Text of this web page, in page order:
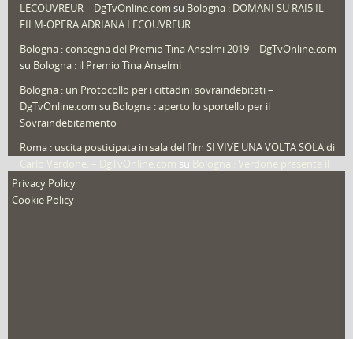
That's Bologna Magazine(25)
Video (archivio) (263)
LECOUVREUR – DgTvOnline.com su Bologna : DOMANI SU RAI5 IL
FILM-OPERA ADRIANA LECOUVREUR
Bologna : consegna del Premio Tina Anselmi 2019 – DgTvOnline.com
su Bologna : il Premio Tina Anselmi
Bologna : un Protocollo per i cittadini sovraindebitati –
DgTvOnline.com su Bologna : aperto lo sportello per il
Sovraindebitamento
Roma : uscita posticipata in sala del film SI VIVE UNA VOLTA SOLA di
su
nuovo film
Privacy Policy
Cookie Policy